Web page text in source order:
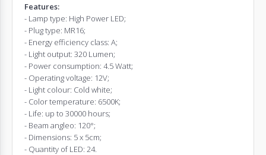
Features:
- Lamp type: High Power LED;
- Plug type: MR16;
- Energy efficiency class: A;
- Light output: 320 Lumen;
- Power consumption: 4.5 Watt;
- Operating voltage: 12V;
- Light colour: Cold white;
- Color temperature: 6500K;
- Life: up to 30000 hours;
- Beam angleo: 120°;
- Dimensions: 5 x 5cm;
- Quantity of LED: 24.